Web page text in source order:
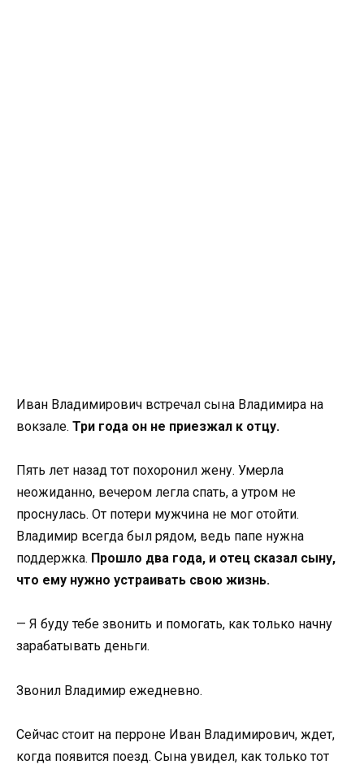
Иван Владимирович встречал сына Владимира на
вокзале. Три года он не приезжал к отцу.
Пять лет назад тот похоронил жену. Умерла
неожиданно, вечером легла спать, а утром не
проснулась. От потери мужчина не мог отойти.
Владимир всегда был рядом, ведь папе нужна
поддержка. Прошло два года, и отец сказал сыну,
что ему нужно устраивать свою жизнь.
— Я буду тебе звонить и помогать, как только начну
зарабатывать деньги.
Звонил Владимир ежедневно.
Сейчас стоит на перроне Иван Владимирович, ждет,
когда появится поезд. Сына увидел, как только тот